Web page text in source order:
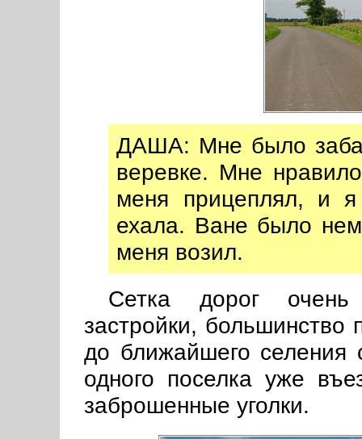
ДАША: Мне было
веревке. Мне
меня прицеплял, и
ехала. Ване было
меня возил.
Сетка дорог очень
застройки,
до ближайшего
одного поселка уже
заброшенные уголки.